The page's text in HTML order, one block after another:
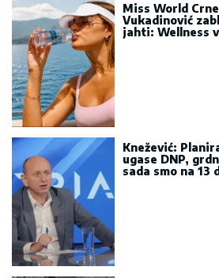
Miss World
Vukadinović
jahti: Wellness
Knežević:
ugase DNP,
sada smo na 13